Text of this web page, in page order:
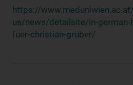
https://
us/news/detailsite/in-german-
fuer-christian-gruber/